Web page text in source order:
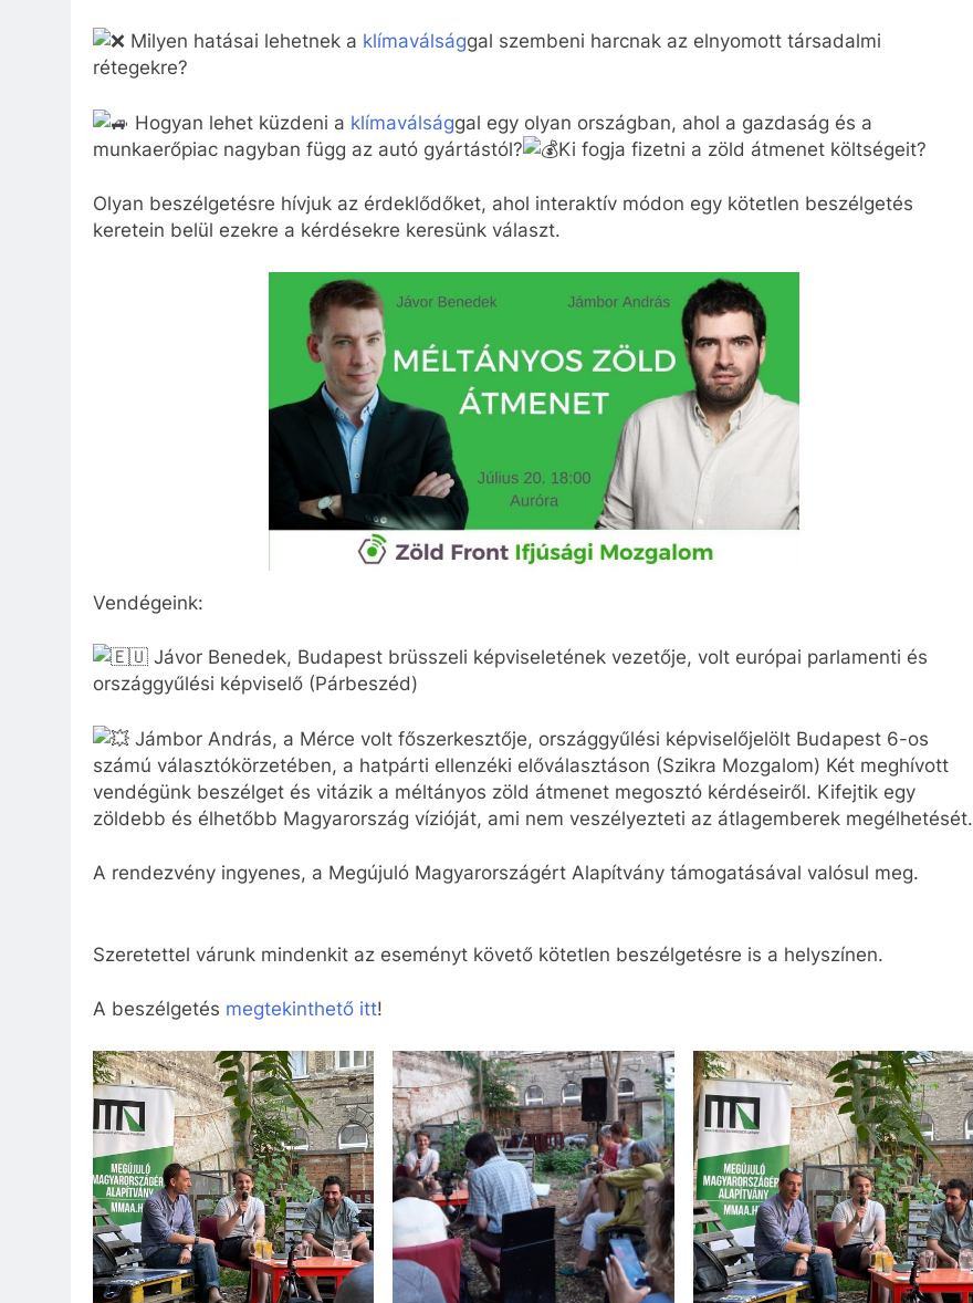
Milyen hatásai lehetnek a klímaválsággal szembeni harcnak az elnyomott társadalmi
rétegekre?
Hogyan lehet küzdeni a klímaválsággal egy olyan országban, ahol a gazdaság és a
munkaerőpiac nagyban függ az autó gyártástól?
Ki fogja fizetni a zöld átmenet költségeit?
Olyan beszélgetésre hívjuk az érdeklődőket, ahol interaktív módon egy kötetlen beszélgetés
keretein belül ezekre a kérdésekre keresünk választ.
Vendégeink:
Jávor Benedek, Budapest brüsszeli képviseletének vezetője, volt európai parlamenti és
országgyűlési képviselő (Párbeszéd)
Jámbor András, a Mérce volt főszerkesztője, országgyűlési képviselőjelölt Budapest 6-os
számú választókörzetében, a hatpárti ellenzéki előválasztáson (Szikra Mozgalom) Két meghívott
vendégünk beszélget és vitázik a méltányos zöld átmenet megosztó kérdéseiről. Kifejtik egy
zöldebb és élhetőbb Magyarország vízióját, ami nem veszélyezteti az átlagemberek megélhetését.
A rendezvény ingyenes, a Megújuló Magyarországért Alapítvány támogatásával valósul meg.
Szeretettel várunk mindenkit az eseményt követő kötetlen beszélgetésre is a helyszínen.
A beszélgetés megtekinthető itt!